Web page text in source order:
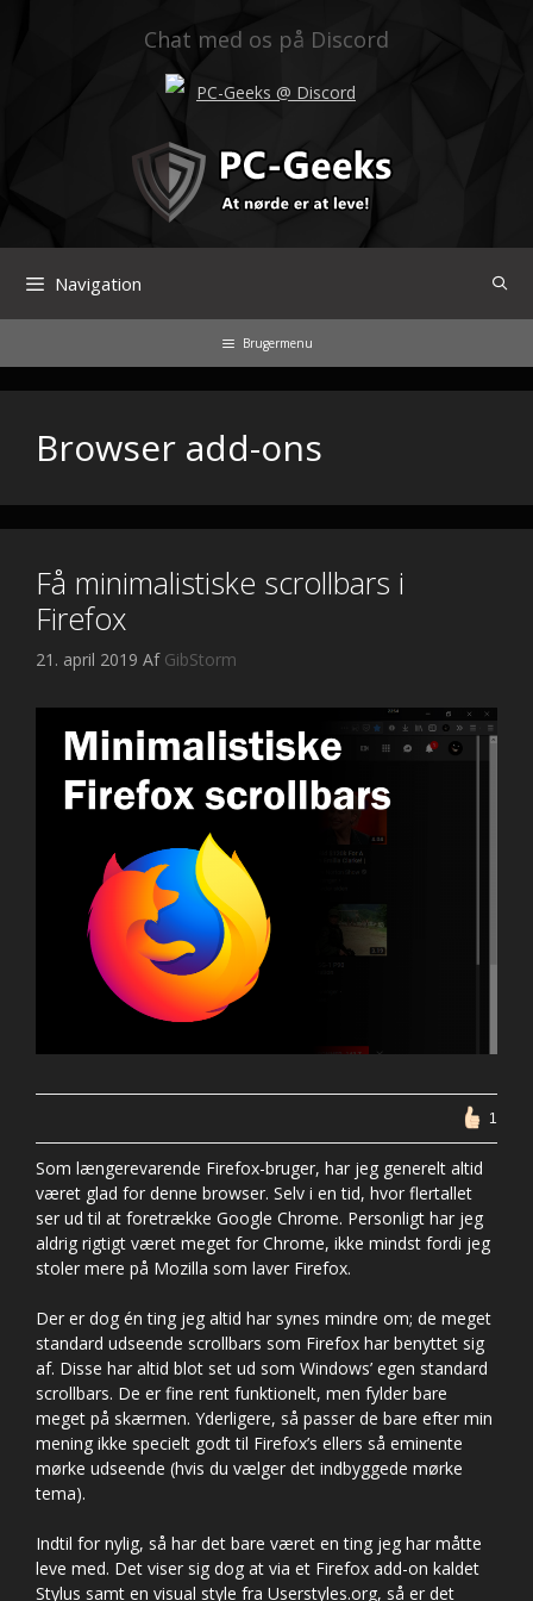
Chat med os på Discord
PC-Geeks @ Discord
Navigation
Brugermenu
Browser add-ons
Få minimalistiske scrollbars i
Firefox
21. april 2019 Af GibStorm
1
Som længerevarende Firefox-bruger, har jeg generelt altid
været glad for denne browser. Selv i en tid, hvor flertallet
ser ud til at foretrække Google Chrome. Personligt har jeg
aldrig rigtigt været meget for Chrome, ikke mindst fordi jeg
stoler mere på Mozilla som laver Firefox.
Der er dog én ting jeg altid har synes mindre om; de meget
standard udseende scrollbars som Firefox har benyttet sig
af. Disse har altid blot set ud som Windows’ egen standard
scrollbars. De er fine rent funktionelt, men fylder bare
meget på skærmen. Yderligere, så passer de bare efter min
mening ikke specielt godt til Firefox’s ellers så eminente
mørke udseende (hvis du vælger det indbyggede mørke
tema).
Indtil for nylig, så har det bare været en ting jeg har måtte
leve med. Det viser sig dog at via et Firefox add-on kaldet
Stylus samt en visual style fra Userstyles.org, så er det